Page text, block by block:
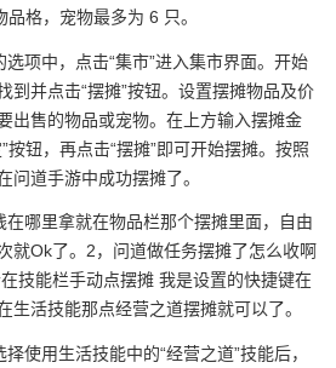
格，宠物最多为 6 只。
项中，点击“集市”进入集市界面。开始
到并点击“摆摊”按钮。设置摆摊物品及价
出售的物品或宠物。在上方输入摆摊金
按钮，再点击“摆摊”即可开始摆摊。按照
问道手游中成功摆摊了。
在哪里拿就在物品栏那个摆摊里面，自由
就Ok了。2，问道做任务摆摊了怎么收啊
技能栏手动点摆摊 我是设置的快捷键在
生活技能那点经营之道摆摊就可以了。
使用生活技能中的“经营之道”技能后，